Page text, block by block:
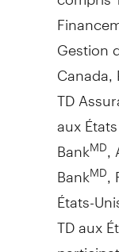
Gestion
Canada
TD
aux
BankMD
BankMD
États-
TD aux